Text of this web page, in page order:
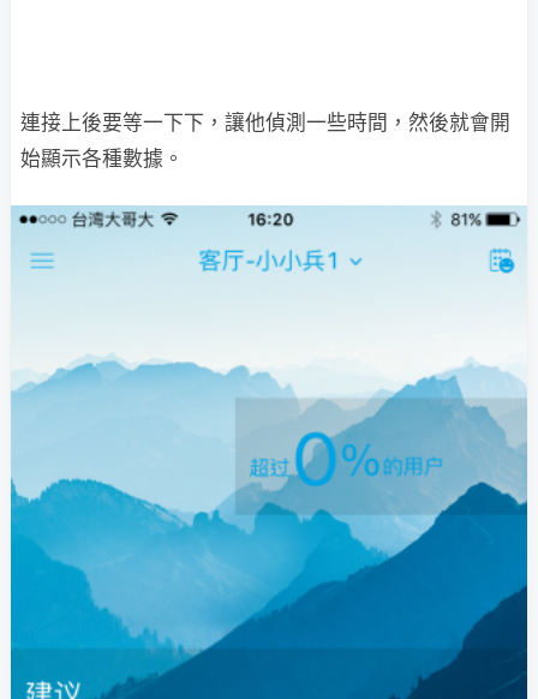
連接上後要等一下下，讓他偵測一些時間，然後就會開
始顯示各種數據。